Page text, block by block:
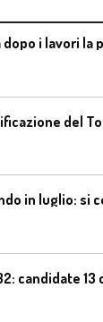
dopo i lavori la
del
in luglio: si
candidate 13